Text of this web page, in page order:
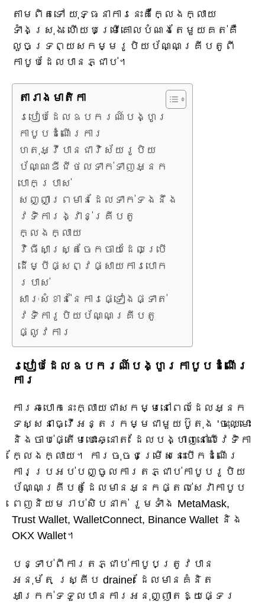
តាមពិតទៅ យុទ្ធនាការនេះគឺក្លែងក្លាយ
ទាំងស្រុង ហើយបម្រើគោលបំណងតែមួយគត់គឺ
លួចទ្រព្យសកម្មរូបិយប័ណ្ណគ្រីបតូពី
កាបូបដែលបានភ្ជាប់។
តារាង​មាតិកា
របៀបដែលឧបករណ៍បង្ហូរ
កាបូបដំណើរការ
ហេតុអ្វីបានជាវិស័យរូបិយ
ប័ណ្ណឌីជីថលទាក់ទាញអ្នក
បោកប្រាស់
សញ្ញាព្រមានដែលទាក់ទងនឹង
វេទិការង្វាន់គ្រីបតូ
ក្លែងក្លាយ
វិធីសាស្ត្រចែកចាយដែលប្រើ
ដើម្បីផ្សព្វផ្សាយការបោក
ប្រាស់
សារៈសំខាន់នៃការផ្ទៀងផ្ទាត់
វេទិការូបិយប័ណ្ណគ្រីបតូ
ផ្លូវការ
របៀបដែលឧបករណ៍បង្ហូរកាបូបដំណើរ
ការ
ការឆបោកនេះក្លាយជាសកម្មនៅពេលដែលអ្នក
ទស្សនាធ្វើអន្តរកម្មជាមួយប៊ូតុង 'ចុះឈ្មោះ
និងចាប់ផ្តើមបោះឆ្នោត' ដែលបង្ហាញនៅលើវេទិកា
ក្លែងក្លាយ។ ការចុចជម្រើសនេះបើកដំណើរ
ការប្រអប់បញ្ចូលការតភ្ជាប់កាបូបរូបិយ
ប័ណ្ណគ្រីបតូដែលមានអ្នកផ្តល់សេវាកាបូប
ពេញនិយមរាប់សិបនាក់ រួមទាំង MetaMask,
Trust Wallet, WalletConnect, Binance Wallet និង
OKX Wallet។
បន្ទាប់ពីការតភ្ជាប់កាបូបត្រូវបាន
អនុម័ត ស្គ្រីប drainer ដែលមានគំនិត
អាក្រក់ទទួលបានការអនុញ្ញាតឱ្យផ្ទេរ